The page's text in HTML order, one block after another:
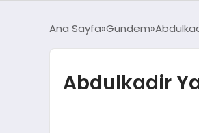
Ana Sayfa Gündem
Abdulkadir